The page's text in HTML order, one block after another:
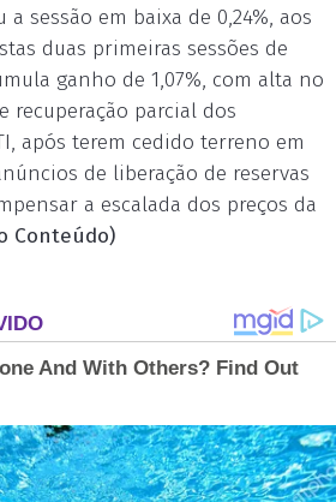
sessão em baixa de 0,24%, aos
duas primeiras sessões de
ganho de 1,07%, com alta no
recuperação parcial dos
após terem cedido terreno em
de liberação de reservas
a escalada dos preços da
Conteúdo)